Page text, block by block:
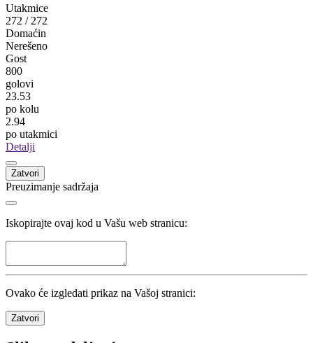
Sloga (T)
Trn
23
Branko Peno
Gorica
Šipovo
17
Ognjen Jaćimović
Omarska
Omarska
Statistika
272/272
Nerešeno
Gost
800